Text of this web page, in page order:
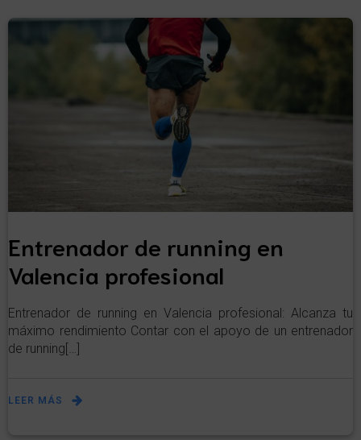
Entrenador de running en
Valencia profesional
Entrenador de running en Valencia profesional: Alcanza tu
máximo rendimiento Contar con el apoyo de un entrenador
de running[…]
LEER MÁS